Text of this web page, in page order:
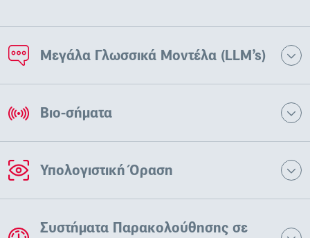
Μεγάλα Γλωσσικά Μοντέλα (LLM’s)
Βιο-σήματα
Υπολογιστική Όραση
Συστήματα Παρακολούθησης σε